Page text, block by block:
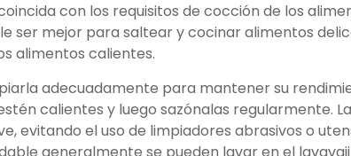
con los requisitos de cocción de los
mejor para saltear y cocinar alimentos
alimentos calientes.
adecuadamente para mantener su
calientes y luego sazónalas regularmente.
evitando el uso de limpiadores abrasivos o